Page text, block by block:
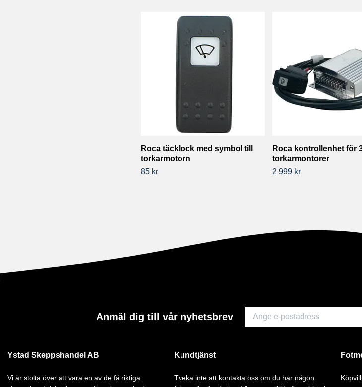
Roca täcklock med symbol till
torkarmotorn
85 kr
Roca kontrollenhet för
torkarmontorer
2 999 kr
Anmäl dig till vår nyhetsbrev
Ystad Skeppshandel AB
Vi är stolta över att vara en av de få riktiga
Kundtjänst
Tveka inte att kontakta oss om du har någon